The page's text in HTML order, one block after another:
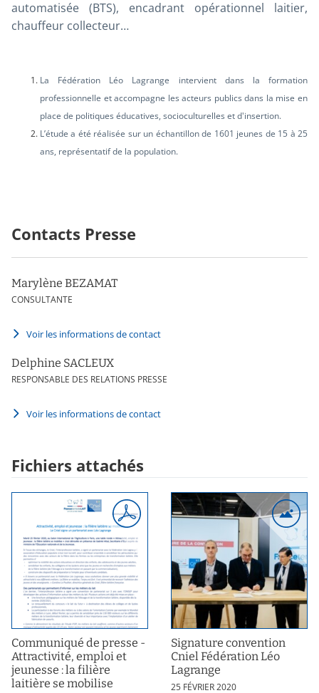
automatisée (BTS), encadrant opérationnel laitier,
chauffeur collecteur…
La Fédération Léo Lagrange intervient dans la formation
professionnelle et accompagne les acteurs publics dans la mise en
place de politiques éducatives, socioculturelles et d'insertion.
L’étude a été réalisée sur un échantillon de 1601 jeunes de 15 à 25
ans, représentatif de la population.
Contacts Presse
Marylène BEZAMAT
CONSULTANTE
Voir les informations de contact
Delphine SACLEUX
RESPONSABLE DES RELATIONS PRESSE
Voir les informations de contact
Fichiers attachés
Communiqué de presse -
Attractivité, emploi et
jeunesse : la filière
laitière se mobilise
Signature convention
Cniel Fédération Léo
Lagrange
25 FÉVRIER 2020